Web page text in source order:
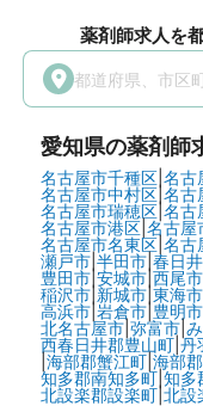
薬剤師求人を
愛知県の薬剤師
名古屋市千種区| 名古
名古屋市中村区|名古
名古屋市瑞穂区|名古
名古屋市港区| 名古屋
名古屋市名東区| 名古
瀬戸市| 半田市| 春日
豊田市|安城市|西尾市|
稲沢市|新城市|東海市
高浜市|岩倉市|豊明市
北名古屋市| 弥富市|
西春日井郡豊山町| 丹
海部郡蟹江町| 海部
知多郡南知多町| 知多
北設楽郡設楽町|北設